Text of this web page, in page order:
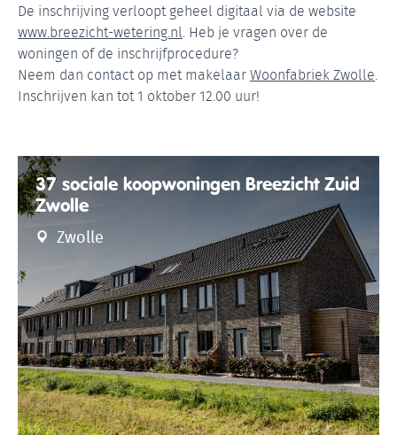
De inschrijving verloopt geheel digitaal via de website
www.breezicht-wetering.nl. Heb je vragen over de
woningen of de inschrijfprocedure?
Neem dan contact op met makelaarWoonfabriek Zwolle.
Inschrijven kan tot 1 oktober 12.00 uur!
37 sociale koopwoningen Breezicht Zuid
Zwolle
Zwolle